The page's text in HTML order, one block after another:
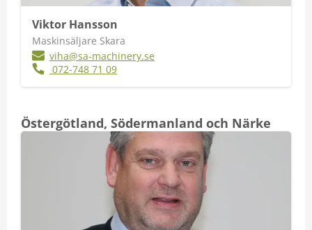
Viktor Hansson
Maskinsäljare Skara
viha@sa-machinery.se
072-748 71 09
Östergötland, Södermanland och Närke